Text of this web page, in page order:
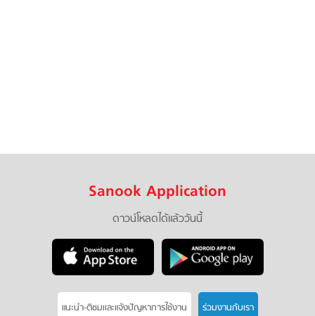
Sanook Application
ดาวน์โหลดได้แล้ววันนี้
แนะนำ-ติชมเเละแจ้งปัญหาการใช้งาน ร่วมงานกับเรา